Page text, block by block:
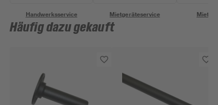
Handwerksservice Mietgeräteservice
Häufig dazu gekauft